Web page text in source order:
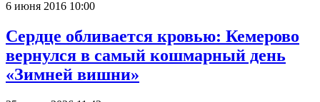
6 июня 2016 10:00
Сердце обливается кровью: Кемерово
вернулся в самый кошмарный день
«Зимней вишни»